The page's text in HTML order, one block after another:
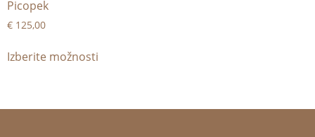
Picopek
€ 125,00
Izberite možnosti